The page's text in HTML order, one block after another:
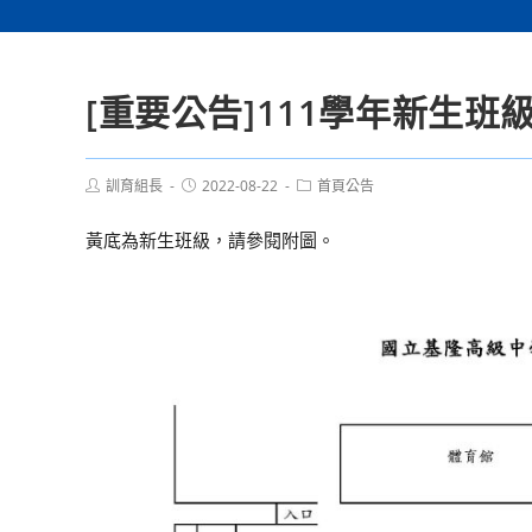
[重要公告]111學年新生班
Post訓育組長
Post2022-08-22
Post首頁公告
黃底為新生班級，請參閱附圖。